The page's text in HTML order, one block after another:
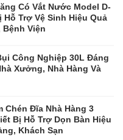
Có Vắt Nước Model D-
Hỗ Trợ Vệ Sinh Hiệu Quả
Bệnh Viện
Công Nghiệp 30L Đáng
Xưởng, Nhà Hàng Và
Chén Đĩa Nhà Hàng 3
Bị Hỗ Trợ Dọn Bàn Hiệu
Khách Sạn